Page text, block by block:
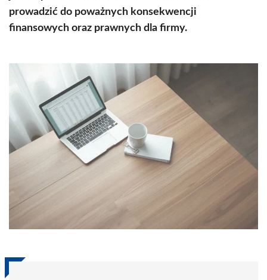
prowadzić do poważnych konsekwencji
finansowych oraz prawnych dla firmy.